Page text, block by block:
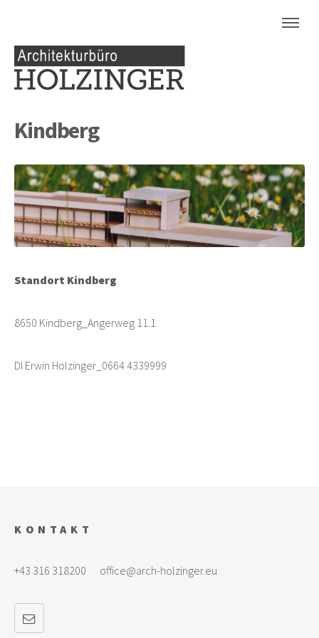
Kindberg
Standort Kindberg
8650 Kindberg_Angerweg 11.1
DI Erwin Holzinger_0664 4339999
KONTAKT
+43 316 318200 office@arch-holzinger.eu